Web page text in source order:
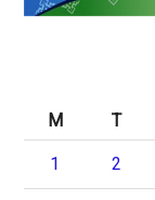
M
T
1 2